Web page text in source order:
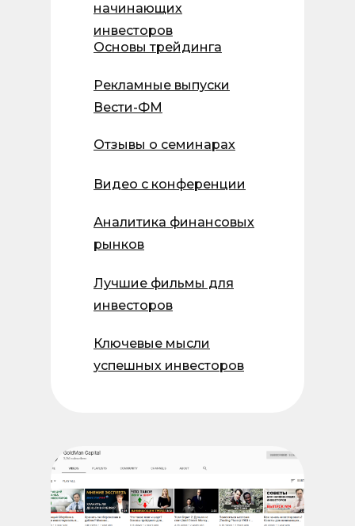
начинающих
инвесторов
Основы трейдинга
Рекламные выпуски
Вести-ФМ
Отзывы о семинарах
Видео с конференции
Аналитика финансовых
рынков
Ключевые мысли
успешных инвесторов
Лучшие фильмы для
инвесторов